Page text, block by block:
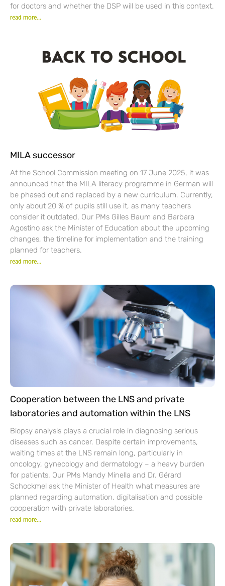
for doctors and whether the DSP will be used in this context.
read more...
MILA successor
At the School Commission meeting on 17 June 2025, it was
announced that the MILA literacy programme in German will
be phased out and replaced by a new curriculum. Currently,
only about 20 % of pupils still use it, as many teachers
consider it outdated. Our PMs Gilles Baum and Barbara
Agostino ask the Minister of Education about the upcoming
changes, the timeline for implementation and the training
planned for teachers.
read more...
Cooperation between the LNS and private
laboratories and automation within the LNS
Biopsy analysis plays a crucial role in diagnosing serious
diseases such as cancer. Despite certain improvements,
waiting times at the LNS remain long, particularly in
oncology, gynecology and dermatology – a heavy burden
for patients. Our PMs Mandy Minella and Dr. Gérard
Schockmel ask the Minister of Health what measures are
planned regarding automation, digitalisation and possible
cooperation with private laboratories.
read more...